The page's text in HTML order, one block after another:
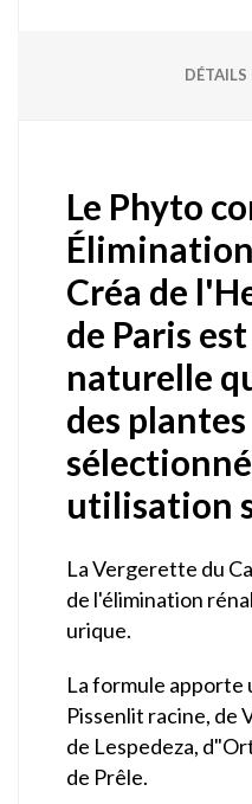
Le Phyto
Créa de
de Paris
naturelle
des plantes
utilisation
La Vergerette du
de l'élimination
urique.
La formule apporte
Pissenlit racine, de
de Lespedeza,
de Prêle.